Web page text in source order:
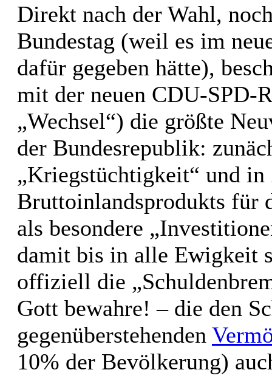
Direkt nach der Wahl,
Bundestag (weil es im
dafür gegeben hätte),
mit der neuen CDU-SPD-
„Wechsel“) die größte
der Bundesrepublik:
„Kriegstüchtigkeit“ und
Bruttoinlandsprodukts für
als besondere
damit bis in alle Ewigkeit
offiziell die
Gott bewahre! – die den
gegenüberstehenden
10% der Bevölkerung)